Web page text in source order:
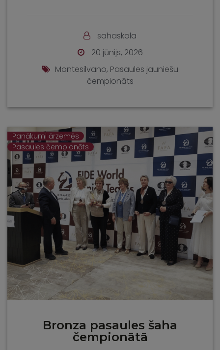
sahaskola
20 jūnijs, 2026
Montesilvano, Pasaules jauniešu
čempionāts
Panākumi ārzemēs
Pasaules čempionāts
Bronza pasaules šaha
čempionātā